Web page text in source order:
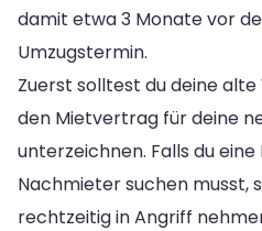
damit etwa 3 Monate vor
Umzugstermin.
Zuerst solltest du deine
den Mietvertrag für deine
unterzeichnen. Falls du
Nachmieter suchen musst,
rechtzeitig in Angriff